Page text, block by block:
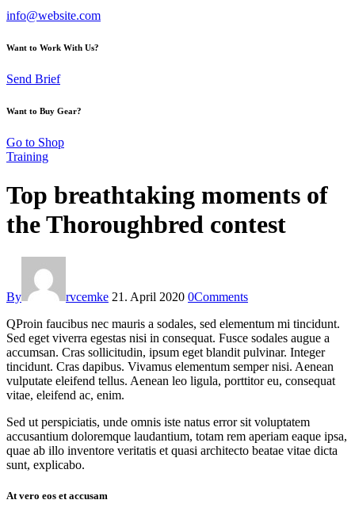
info@website.com
Want to Work With Us?
Send Brief
Want to Buy Gear?
Go to Shop
Training
Top breathtaking moments of
the Thoroughbred contest
By rvcemke 21. April 2020 0Comments
QProin faucibus nec mauris a sodales, sed elementum mi tincidunt.
Sed eget viverra egestas nisi in consequat. Fusce sodales augue a
accumsan. Cras sollicitudin, ipsum eget blandit pulvinar. Integer
tincidunt. Cras dapibus. Vivamus elementum semper nisi. Aenean
vulputate eleifend tellus. Aenean leo ligula, porttitor eu, consequat
vitae, eleifend ac, enim.
Sed ut perspiciatis, unde omnis iste natus error sit voluptatem
accusantium doloremque laudantium, totam rem aperiam eaque ipsa,
quae ab illo inventore veritatis et quasi architecto beatae vitae dicta
sunt, explicabo.
At vero eos et accusam